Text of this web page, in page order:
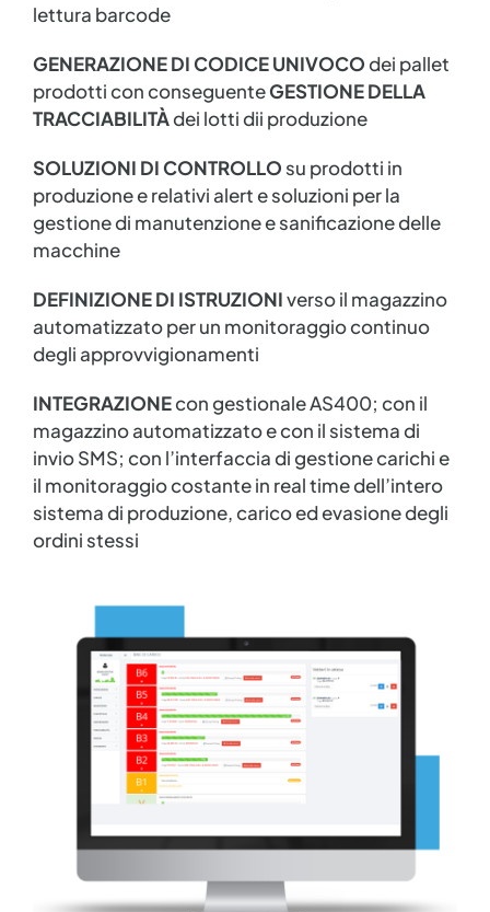
lettura barcode
GENERAZIONE DI CODICE UNIVOCOdei pallet
prodotti con conseguenteGESTIONE DELLA
TRACCIABILITÀdei lotti dii produzione
SOLUZIONI DI CONTROLLO su prodotti in
produzione e relativi alert e soluzioni per la
gestione di manutenzione e sanificazione delle
macchine
DEFINIZIONE DI ISTRUZIONIverso il magazzino
automatizzato per un monitoraggio continuo
degli approvvigionamenti
INTEGRAZIONEcon gestionale AS400; con il
magazzino automatizzato e con il sistema di
invio SMS; con l’interfaccia di gestione carichi e
il monitoraggio costante in real time dell’intero
sistema di produzione, carico ed evasione degli
ordini stessi